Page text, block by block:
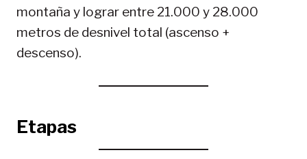
montaña y lograr entre 21.000 y 28.000
metros de desnivel total (ascenso +
descenso).
Etapas